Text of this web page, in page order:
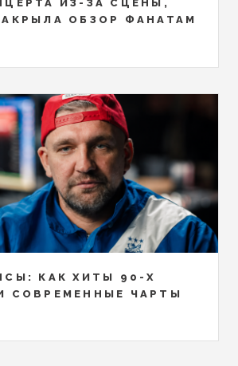
ИЗ-ЗА СЦЕНЫ,
ОБЗОР ФАНАТАМ
КАК ХИТЫ 90-Х
СОВРЕМЕННЫЕ ЧАРТЫ